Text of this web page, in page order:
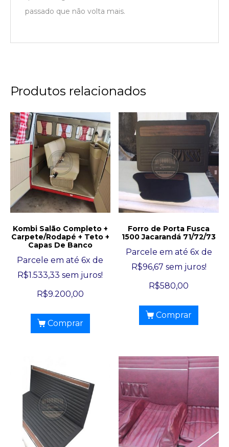
passado que não volta mais.
Produtos relacionados
Kombi Salão Completo +
Carpete/Rodapé + Teto +
Capas De Banco
Parcele em até 6x de
R$1.533,33 sem juros!
R$9.200,00
Comprar
Forro de Porta Fusca
1500 Jacarandá 71/72/73
Parcele em até 6x de
R$96,67 sem juros!
R$580,00
Comprar